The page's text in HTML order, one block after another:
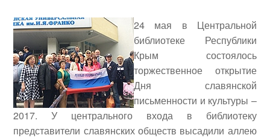
24 мая в Центральной
библиотеке Республики
Крым состоялось
торжественное открытие
Дня славянской
письменности и культуры –
2017. У центрального входа в библиотеку
представители славянских обществ высадили аллею